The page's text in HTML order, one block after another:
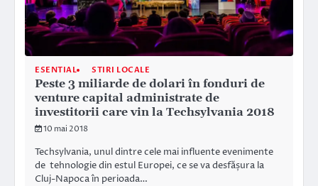
ESENTIAL STIRI LOCALE
Peste 3 miliarde de dolari în fonduri de
venture capital administrate de
investitorii care vin la Techsylvania 2018
10 mai 2018
Techsylvania, unul dintre cele mai influente evenimente
de tehnologie din estul Europei, ce se va desfășura la
Cluj-Napoca în perioada…